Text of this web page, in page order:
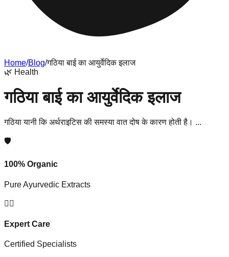
Home/Blog/गठिया बाई का आयुर्वेदिक इलाज
🌿 Health
गठिया बाई का आयुर्वेदिक इलाज
गठिया यानी कि अर्थराइटिस की समस्या वात दोष के कारण होती है। ...
🛡️
100% Organic
Pure Ayurvedic Extracts
👨‍⚕️
Expert Care
Certified Specialists